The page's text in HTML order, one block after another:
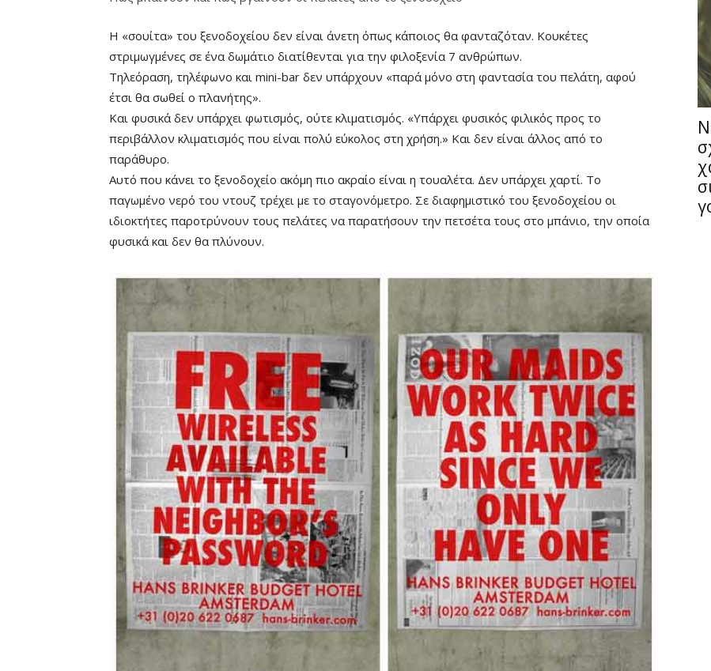
Η «σουίτα» του ξενοδοχείου δεν είναι άνετη όπως κάποιος θα φανταζόταν. Κουκέτες
στριμωγμένες σε ένα δωμάτιο διατίθενται για την φιλοξενία 7 ανθρώπων.
Τηλεόραση, τηλέφωνο και mini-bar δεν υπάρχουν «παρά μόνο στη φαντασία του πελάτη, αφού
έτσι θα σωθεί ο πλανήτης».
Και φυσικά δεν υπάρχει φωτισμός, ούτε κλιματισμός. «Υπάρχει φυσικός φιλικός προς το
περιβάλλον κλιματισμός που είναι πολύ εύκολος στη χρήση.» Και δεν είναι άλλος από το
παράθυρο.
Αυτό που κάνει το ξενοδοχείο ακόμη πιο ακραίο είναι η τουαλέτα. Δεν υπάρχει χαρτί. Το
παγωμένο νερό του ντουζ τρέχει με το σταγονόμετρο. Σε διαφημιστικό του ξενοδοχείου οι
ιδιοκτήτες παροτρύνουν τους πελάτες να παρατήσουν την πετσέτα τους στο μπάνιο, την οποία
φυσικά και δεν θα πλύνουν.